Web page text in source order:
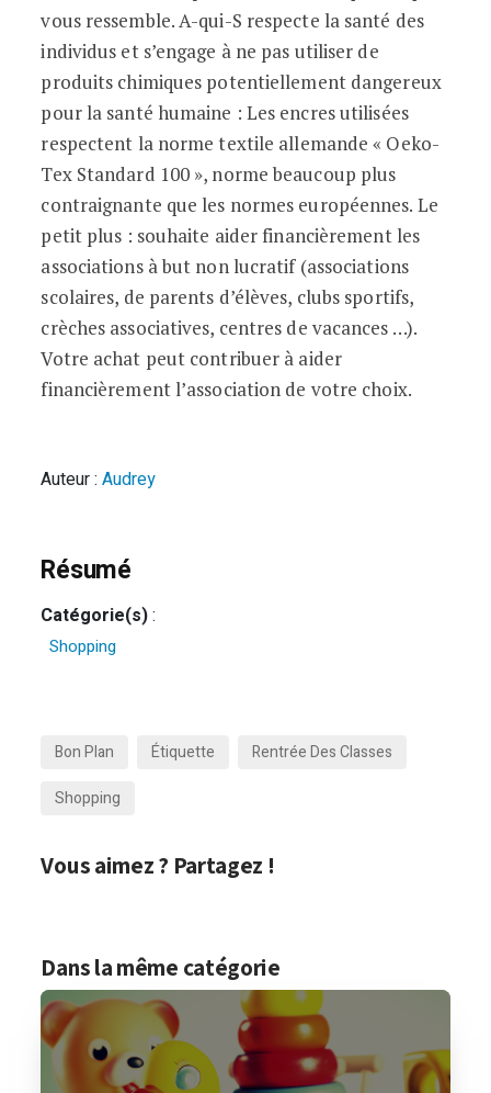
vous ressemble. A-qui-S respecte la santé des
individus et s’engage à ne pas utiliser de
produits chimiques potentiellement dangereux
pour la santé humaine : Les encres utilisées
respectent la norme textile allemande « Oeko-
Tex Standard 100 », norme beaucoup plus
contraignante que les normes européennes. Le
petit plus : souhaite aider financièrement les
associations à but non lucratif (associations
scolaires, de parents d’élèves, clubs sportifs,
crèches associatives, centres de vacances …).
Votre achat peut contribuer à aider
financièrement l’association de votre choix.
Auteur :Audrey
Résumé
Catégorie(s):
Shopping
Bon Plan Étiquette
Rentrée Des Classes
Shopping
Vous aimez ? Partagez !
Dans la même catégorie